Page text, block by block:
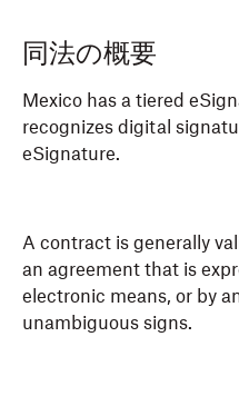
同法の概要
Mexico has a tiered
recognizes digital
eSignature.
A contract is generally
an agreement that is
electronic means, or by
unambiguous signs.